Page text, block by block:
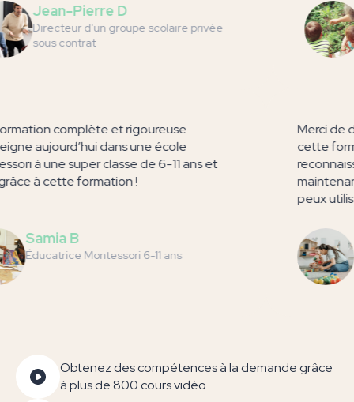
Jean-Pierre D
Directeur d'un groupe scolaire privée
sous contrat
complète et rigoureuse.
aujourd’hui dans une école
à une super classe de 6-11 ans et
grâce à cette formation !
Samia B
Éducatrice Montessori 6-11 ans
Merci
cette
peux
Obtenez des compétences à la demande grâce
à plus de 800 cours vidéo